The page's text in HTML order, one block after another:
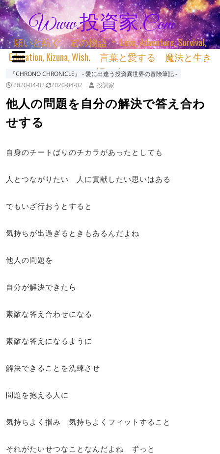
Www.投資家.com
願いと紡ぐ 君の物語 ＊ Love, Adventure, Survival,
Education, Kizuna, Wish. 言葉と愛する 魔法と生き
る 詞と生きる
『CHRONO CHRONICLE』 ‐ 愛に出逢う投資異世界の冒険筆記 ‐
2020-04-02
2020-04-02 投詞家
他人の問題を自分の解決で答え合わ
せする
自身のチートばりのチカラがあったとしても
人とつながりたい 人に貢献したい思いはある
でもいざ行おうとすると
気持ちが出過ぎるときもあるんだよね
他人の問題を
自分が解決できたら
素敵な答え合わせになる
素敵な答えになるように
解決できることを洗練させ
問題を抱える人に
気持ちよく掴み 気持ちよくフィットすること
それがたいせつなことなんだよね ずっと